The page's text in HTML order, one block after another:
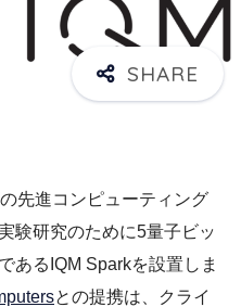
先進コンピューティング
験研究のために5量子ビッ
あるIQM Sparkを設置しま
との提携は、クライ